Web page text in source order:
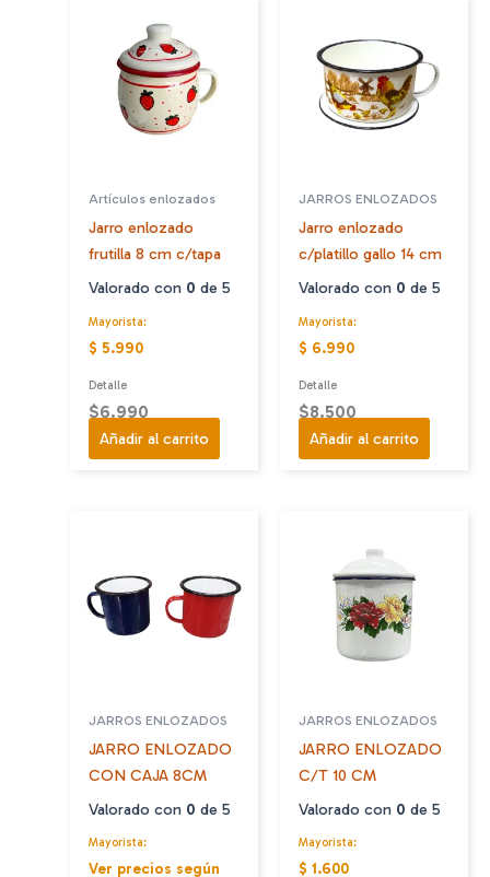
Artículos enlozados
Jarro enlozado
frutilla 8 cm c/tapa
Valorado con 0 de 5
Mayorista:
$ 5.990
Detalle
$6.990
Añadir al carrito
JARROS ENLOZADOS
Jarro enlozado
c/platillo gallo 14 cm
Valorado con 0 de 5
Mayorista:
$ 6.990
Detalle
$8.500
Añadir al carrito
JARROS ENLOZADOS
JARRO ENLOZADO
CON CAJA 8CM
Valorado con 0 de 5
Mayorista:
Ver precios según
JARROS ENLOZADOS
JARRO ENLOZADO
C/T 10 CM
Valorado con 0 de 5
Mayorista:
$ 1.600